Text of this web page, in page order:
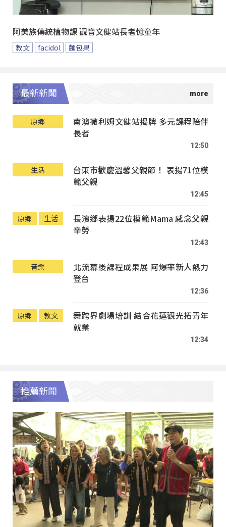
阿美族傳統植物課 觀音文健站長者憶童年
教文 facidol 麵包果
最新新聞
原鄉
南澳撒利姆文健站揭牌 多元課程陪伴
長者
12:50
生活
台東市歡慶溫馨父親節！ 表揚71位模
範父親
12:45
原鄉 生活
長濱鄉表揚22位模範Mama 感念父親
辛勞
12:43
音樂
北流幕後課程成果展 阿爆率新人熱力
登台
12:36
原鄉 教文
舞跨界劇場培訓 結合花蓮觀光拓青年
就業
12:34
推薦新聞